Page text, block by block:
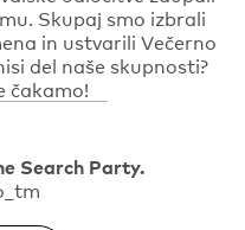
Skupaj smo izbrali
in ustvarili Večerno
del naše skupnosti?
čakamo!
Search Party.